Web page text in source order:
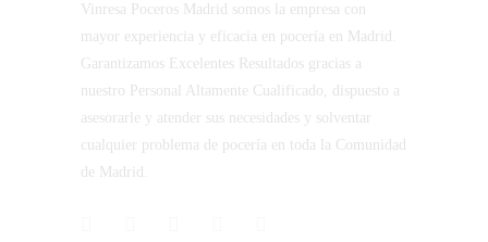
Vinresa Poceros Madrid somos la empresa con
mayor experiencia y eficacia en pocería en Madrid.
Garantizamos Excelentes Resultados gracias a
nuestro Personal Altamente Cualificado, dispuesto a
asesorarle y atender sus necesidades y solventar
cualquier problema de pocería en toda la Comunidad
de Madrid.